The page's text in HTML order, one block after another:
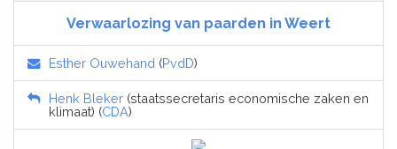
Verwaarlozing van paarden in Weert
Esther Ouwehand (PvdD)
Henk Bleker (staatssecretaris economische zaken en
klimaat) (CDA)